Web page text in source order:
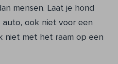
mensen. Laat je hond
ook niet voor een
niet met het raam op een